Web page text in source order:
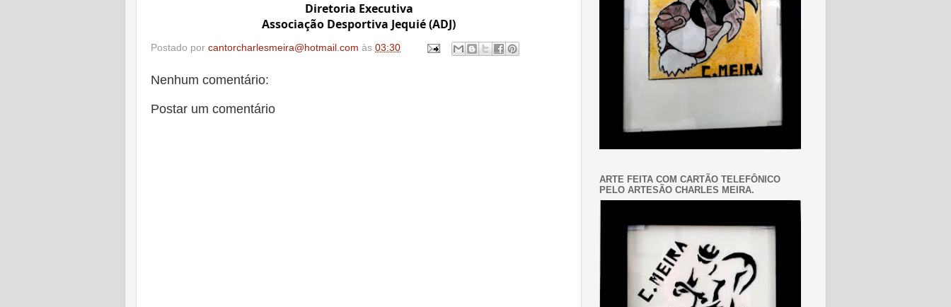
Diretoria Executiva
Associação Desportiva Jequié (ADJ)
Postado por cantorcharlesmeira@hotmail.com às 03:30
Nenhum comentário:
Postar um comentário
ARTE FEITA COM CARTÃO TELEFÔNICO
PELO ARTESÃO CHARLES MEIRA.